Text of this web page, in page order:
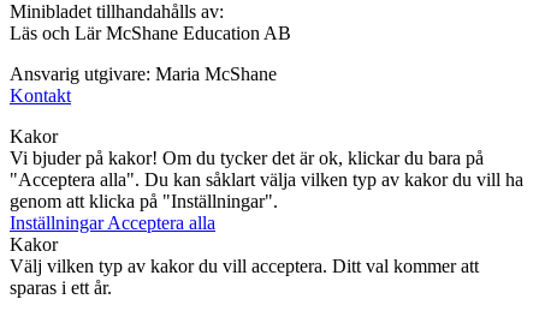
Minibladet tillhandahålls av:
Läs och Lär McShane Education AB
Ansvarig utgivare: Maria McShane
Kontakt
Kakor
Vi bjuder på kakor! Om du tycker det är ok, klickar du bara på
"Acceptera alla". Du kan såklart välja vilken typ av kakor du vill ha
genom att klicka på "Inställningar".
InställningarAcceptera alla
Kakor
Välj vilken typ av kakor du vill acceptera. Ditt val kommer att
sparas i ett år.